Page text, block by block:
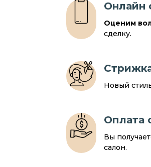
Онлайн
Оценим
сделку.
Новый
Оплата
Вы
салон.